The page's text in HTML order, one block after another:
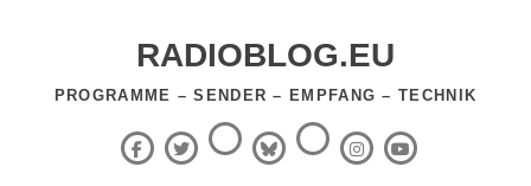
RADIOBLOG.EU
PROGRAMME – SENDER – EMPFANG – TECHNIK
Facebook
X
(Twitter)
ThreadsBlueSky
RSS-
Feed InstagramYouTube